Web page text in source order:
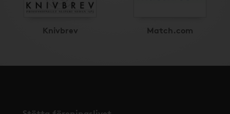
Knivbrev Match.com